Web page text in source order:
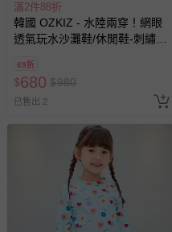
滿2件88折
韓國 OZKIZ - 水陸兩穿！網眼
透氣玩水沙灘鞋/休閒鞋-刺繡彩
69折
$680 $980
已售出 2